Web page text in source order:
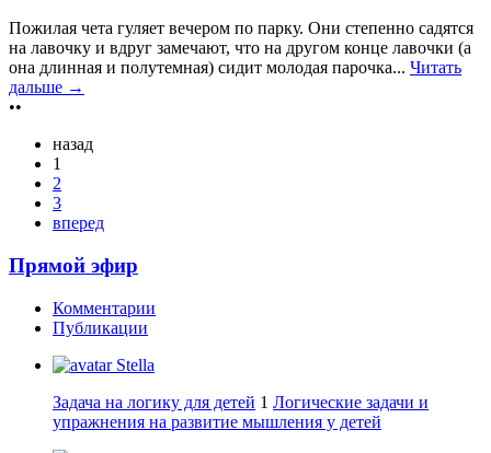
Пожилая чета гуляет вечером по парку. Они степенно садятся
на лавочку и вдруг замечают, что на другом конце лавочки (а
она длинная и полутемная) сидит молодая парочка... Читать
дальше →
••
назад
1
2
3
вперед
Прямой эфир
Комментарии
Публикации
Stella
Задача на логику для детей 1 Логические задачи и
упражнения на развитие мышления у детей